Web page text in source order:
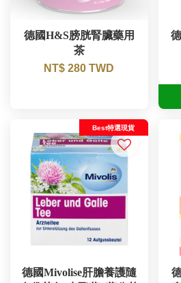
德國H&S膀胱腎臟藥用
茶
NT$ 280 TWD
Best特選現貨
德國Mivolise肝膽養護隨